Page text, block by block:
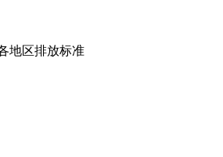
地区排放标准